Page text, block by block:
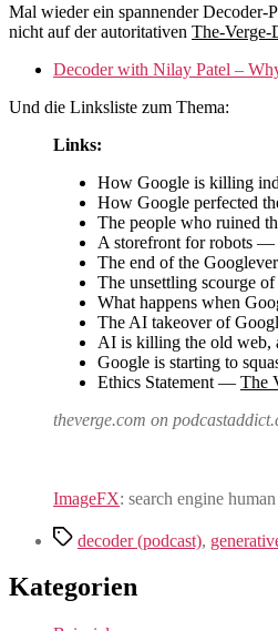
Mal wieder ein spannender Decoder-
nicht auf der autoritativen The-Verge-
Decoder with Nilay Patel –
Und die Linksliste zum Thema:
Links:
How Google is killing
How Google perfected
The people who ruined
A storefront for robots —
The end of the
The unsettling scourge
What happens when
The AI takeover of
AI is killing the old web,
Google is starting to
Ethics Statement — The
theverge.com on
ImageFX: search engine
Schlagwörter
decoder (podcast),
Kategorien